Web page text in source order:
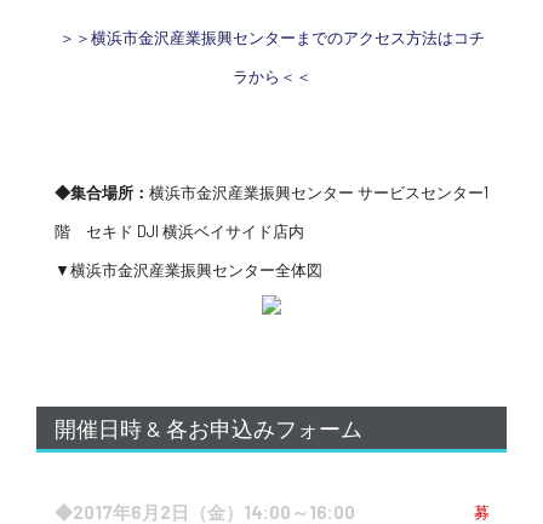
＞＞横浜市金沢産業振興センターまでのアクセス方法はコチ
ラから＜＜
◆集合場所： 横浜市金沢産業振興センター サービスセンター1
階 セキド DJI 横浜ベイサイド店内
▼横浜市金沢産業振興センター全体図
開催日時 & 各お申込みフォーム
◆2017年6月2日（金）14:00～16:00
募